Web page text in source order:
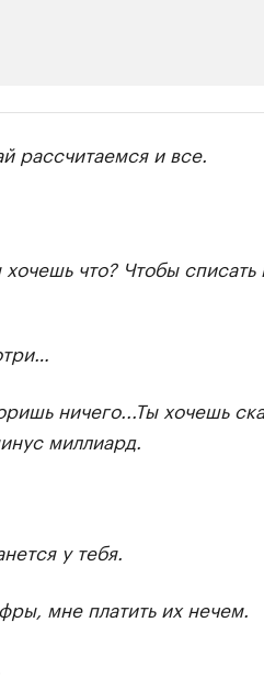
рассчитаемся и все.
что? Чтобы списать
ничего...Ты хочешь
миллиард.
у тебя.
мне платить их нечем.